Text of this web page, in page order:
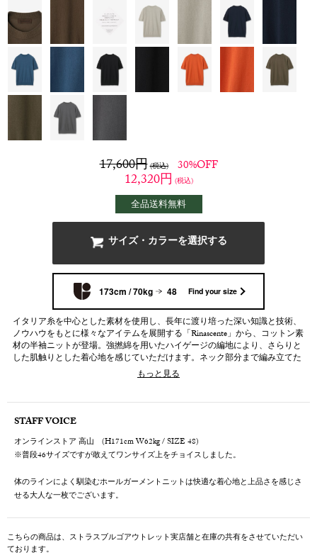
17,600円(税込) 30%OFF
12,320円 (税込)
全品送料無料
サイズ・カラーを選択する
173cm / 70kg 48 Find your size
イタリア糸を中心とした素材を使用し、長年に渡り培った深い知識と技術、
ノウハウをもとに様々なアイテムを展開する「Rinascente」から、コットン素
材の半袖ニットが登場。強撚綿を用いたハイゲージの編地により、さらりと
した肌触りとした着心地を感じていただけます。ネック部分まで編み立てた
シームレス仕様により、ストレスのない着用感と美しい仕上がりになってい
※ご家庭で洗濯された場合、色落ちや風合いの変化が生じる可能性がござい
ますため、クリーニングでのお手入れを推奨しております。
もっと見る
STAFF VOICE
オンラインストア 高山 (H171cm W62kg / SIZE 48)
※普段46サイズですが敢えてワンサイズ上をチョイスしました。
体のラインによく馴染むホールガーメントニットは快適な着心地と上品さを感じさ
せる大人な一枚でございます。
こちらの商品は、ストラスブルゴアウトレット実店舗と在庫の共有をさせていただい
ております。